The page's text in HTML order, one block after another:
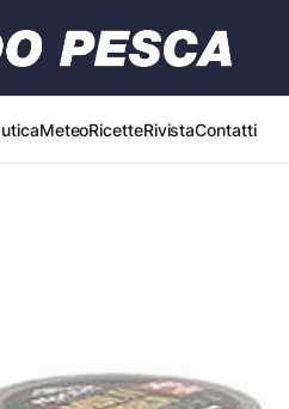
MeteoRicetteRivistaContatti